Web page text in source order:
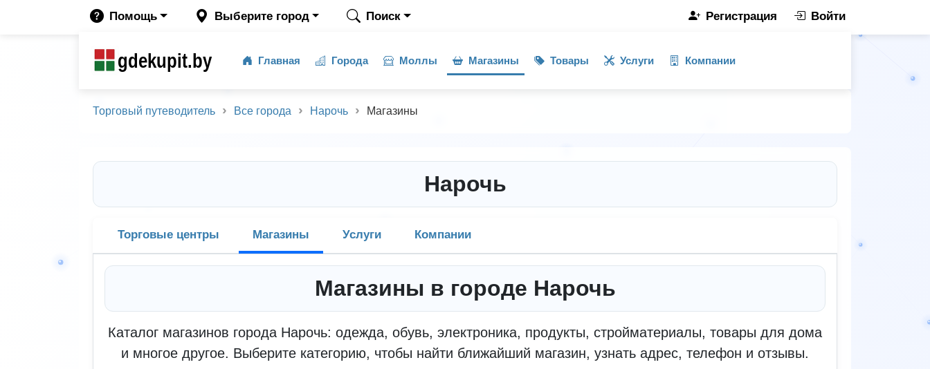
Помощь Выберите город Поиск Регистрация Войти
gdekupit.by Главная Города Моллы Магазины Товары Услуги Компании
Торговый путеводитель Все города Нарочь Магазины
Нарочь
Торговые центры Магазины Услуги Компании
Магазины в городе Нарочь
Каталог магазинов города Нарочь: одежда, обувь, электроника, продукты, стройматериалы, товары для дома
и многое другое. Выберите категорию, чтобы найти ближайший магазин, узнать адрес, телефон и отзывы.